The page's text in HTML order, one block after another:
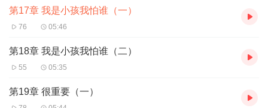
第17章 我是小孩我怕谁（一）
76 05:46
第18章 我是小孩我怕谁（二）
55 05:35
第19章 很重要（一）